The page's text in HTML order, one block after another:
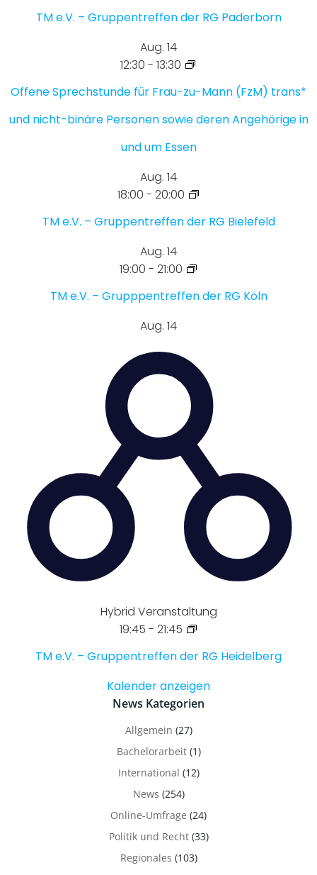
TM e.V. – Gruppentreffen der RG Paderborn
Aug. 14
12:30 - 13:30
Offene Sprechstunde für Frau-zu-Mann (FzM) trans*
und nicht-binäre Personen sowie deren Angehörige in
und um Essen
Aug. 14
18:00 - 20:00
TM e.V. – Gruppentreffen der RG Bielefeld
Aug. 14
19:00 - 21:00
TM e.V. – Grupppentreffen der RG Köln
Aug. 14
Hybrid Veranstaltung
19:45 - 21:45
TM e.V. – Gruppentreffen der RG Heidelberg
Kalender anzeigen
News Kategorien
Allgemein (27)
Bachelorarbeit(1)
International (12)
News (254)
Online-Umfrage (24)
Politik und Recht(33)
Regionales (103)